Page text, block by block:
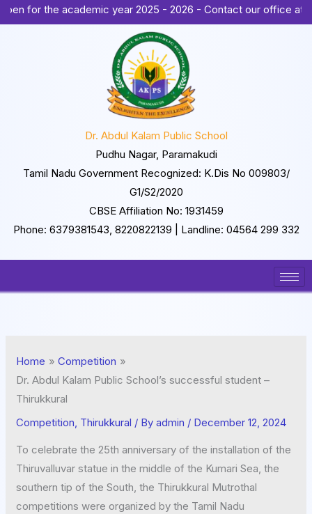
Skip
to
the academic year 2025 - 2026 - Contact our office at +91
Dr. Abdul Kalam Public School
Pudhu Nagar, Paramakudi
Tamil Nadu Government Recognized: K.Dis No 009803/
G1/S2/2020
CBSE Affiliation No: 1931459
Phone: 6379381543, 8220822139 | Landline: 04564 299 332
Home
Competition
Dr. Abdul Kalam Public School’s successful student –
Thirukkural
Competition, Thirukkural / Byadmin / December 12, 2024
To celebrate the 25th anniversary of the installation of the
Thiruvalluvar statue in the middle of the Kumari Sea, the
southern tip of the South, the Thirukkural Mutrothal
competitions were organized by the Tamil Nadu